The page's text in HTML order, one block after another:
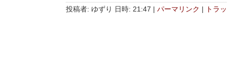
投稿者: ゆずり 日時: 21:47 パーマリンク トラ